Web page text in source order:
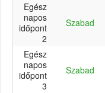
Egész
napos
időpont
2
Szabad
Egész
napos
időpont
3
Szabad